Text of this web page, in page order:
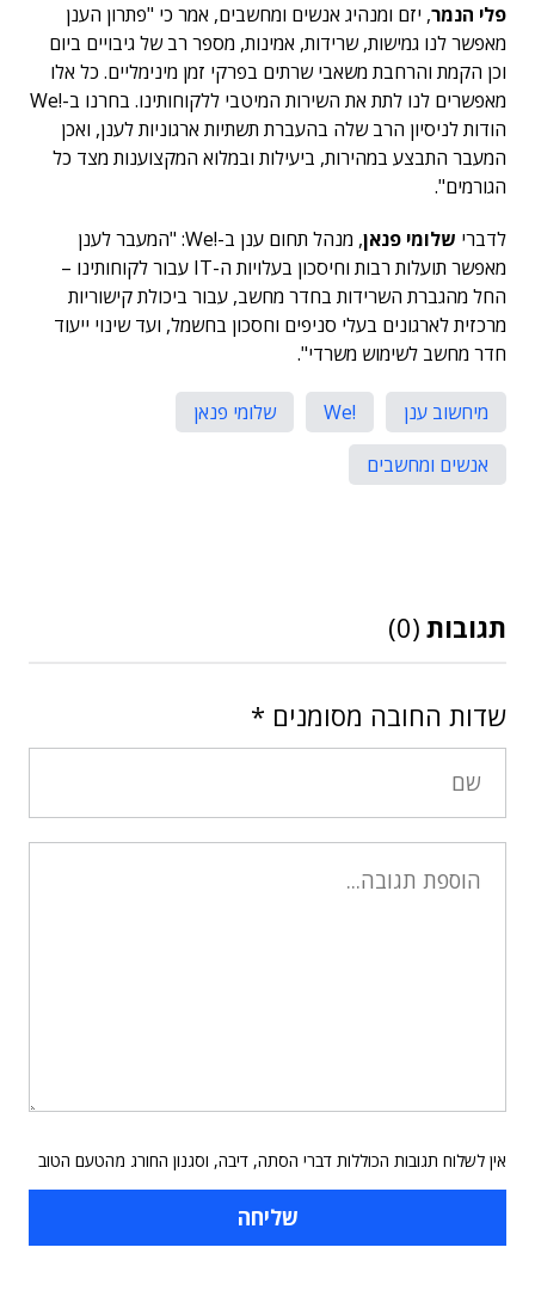
פלי הנמר, יזם ומנהיג אנשים ומחשבים, אמר כי "פתרון הענן
מאפשר לנו גמישות, שרידות, אמינות, מספר רב של גיבויים ביום
וכן הקמת והרחבת משאבי שרתים בפרקי זמן מינימליים. כל אלו
מאפשרים לנו לתת את השירות המיטבי ללקוחותינו. בחרנו ב-!We
הודות לניסיון הרב שלה בהעברת תשתיות ארגוניות לענן, ואכן
המעבר התבצע במהירות, ביעילות ובמלוא המקצוענות מצד כל
הגורמים".
לדברי שלומי פנאן
, מנהל תחום ענן ב-!We: "המעבר לענן
מאפשר תועלות רבות וחיסכון בעלויות ה-IT עבור לקוחותינו –
החל מהגברת השרידות בחדר מחשב, עבור ביכולת קישוריות
מרכזית לארגונים בעלי סניפים וחסכון בחשמל, ועד שינוי ייעוד
חדר מחשב לשימוש משרדי".
מיחשוב ענן !We
שלומי פנאן
אנשים ומחשבים
תגובות (0)
שדות החובה מסומנים *
אין לשלוח תגובות הכוללות דברי הסתה, דיבה, וסגנון החורג מהטעם הטוב